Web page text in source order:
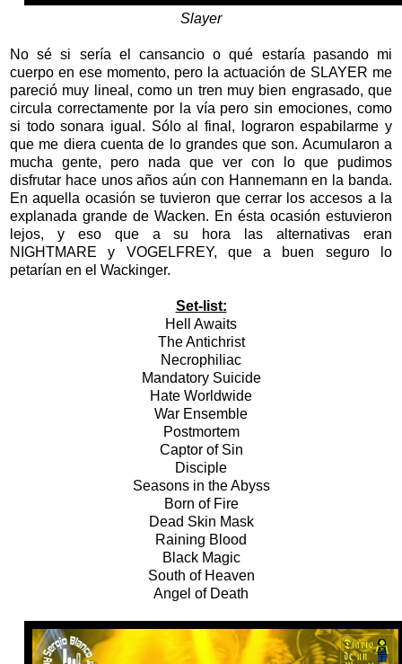
Slayer
No sé si sería el cansancio o qué estaría pasando mi
cuerpo en ese momento, pero la actuación de SLAYER me
pareció muy lineal, como un tren muy bien engrasado, que
circula correctamente por la vía pero sin emociones, como
si todo sonara igual. Sólo al final, lograron espabilarme y
que me diera cuenta de lo grandes que son. Acumularon a
mucha gente, pero nada que ver con lo que pudimos
disfrutar hace unos años aún con Hannemann en la banda.
En aquella ocasión se tuvieron que cerrar los accesos a la
explanada grande de Wacken. En ésta ocasión estuvieron
lejos, y eso que a su hora las alternativas eran
NIGHTMARE y VOGELFREY, que a buen seguro lo
petarían en el Wackinger.
Set-list:
Hell Awaits
The Antichrist
Necrophiliac
Mandatory Suicide
Hate Worldwide
War Ensemble
Postmortem
Captor of Sin
Disciple
Seasons in the Abyss
Born of Fire
Dead Skin Mask
Raining Blood
Black Magic
South of Heaven
Angel of Death